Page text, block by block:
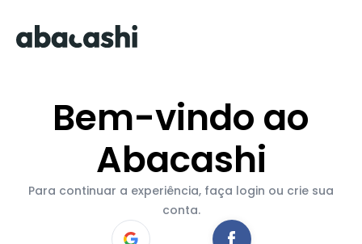
Bem-vindo ao
Abacashi
Para continuar a experiência, faça login ou crie sua
conta.